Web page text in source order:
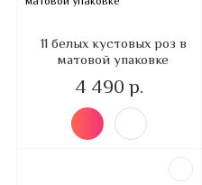
11 белых кустовых роз в
матовой упаковке
4 490 р.